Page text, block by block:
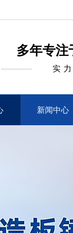
多年专注
实
新闻中心